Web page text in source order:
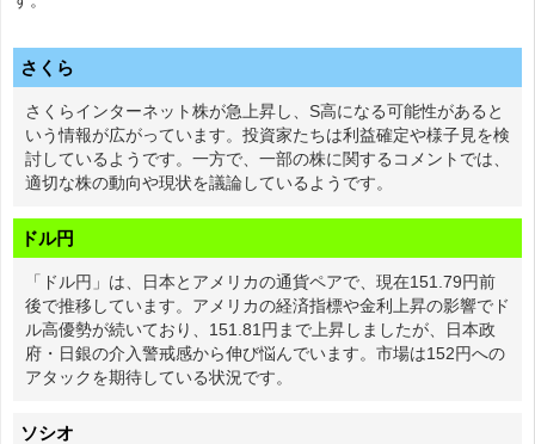
さくら
さくらインターネット株が急上昇し、S高になる可能性があると
いう情報が広がっています。投資家たちは利益確定や様子見を検
討しているようです。一方で、一部の株に関するコメントでは、
適切な株の動向や現状を議論しているようです。
ドル円
「ドル円」は、日本とアメリカの通貨ペアで、現在151.79円前
後で推移しています。アメリカの経済指標や金利上昇の影響でド
ル高優勢が続いており、151.81円まで上昇しましたが、日本政
府・日銀の介入警戒感から伸び悩んでいます。市場は152円への
アタックを期待している状況です。
ソシオ